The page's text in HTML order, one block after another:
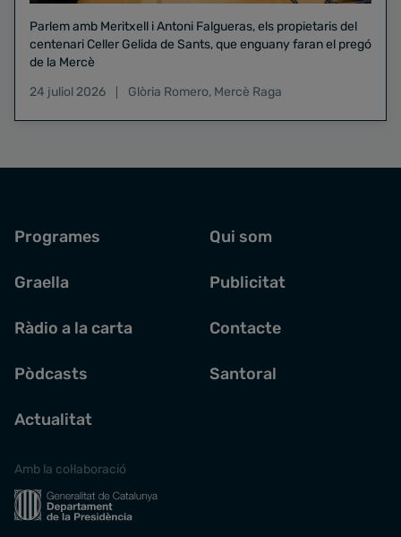
Parlem amb Meritxell i Antoni Falgueras, els propietaris del
centenari Celler Gelida de Sants, que enguany faran el pregó
de la Mercè
24 juliol 2026
Glòria Romero, Mercè Raga
Programes
Graella
Ràdio a la carta
Pòdcasts
Actualitat
Qui som
Publicitat
Contacte
Santoral
Amb la col·laboració